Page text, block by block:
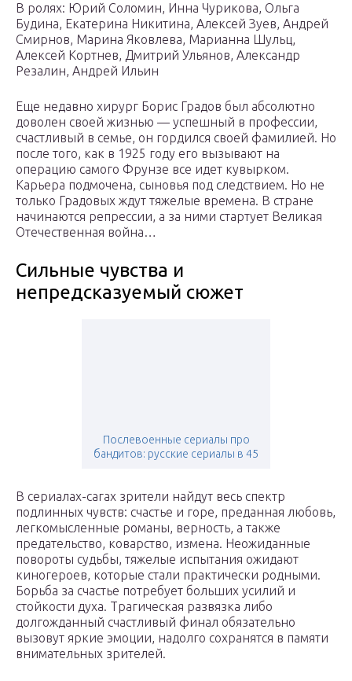
В ролях: Юрий Соломин, Инна Чурикова, Ольга
Будина, Екатерина Никитина, Алексей Зуев, Андрей
Смирнов, Марина Яковлева, Марианна Шульц,
Алексей Кортнев, Дмитрий Ульянов, Александр
Резалин, Андрей Ильин
Еще недавно хирург Борис Градов был абсолютно
доволен своей жизнью — успешный в профессии,
счастливый в семье, он гордился своей фамилией. Но
после того, как в 1925 году его вызывают на
операцию самого Фрунзе все идет кувырком.
Карьера подмочена, сыновья под следствием. Но не
только Градовых ждут тяжелые времена. В стране
начинаются репрессии, а за ними стартует Великая
Отечественная война…
Сильные чувства и
непредсказуемый сюжет
Послевоенные сериалы про
бандитов: русские сериалы в 45
В сериалах-сагах зрители найдут весь спектр
подлинных чувств: счастье и горе, преданная любовь,
легкомысленные романы, верность, а также
предательство, коварство, измена. Неожиданные
повороты судьбы, тяжелые испытания ожидают
киногероев, которые стали практически родными.
Борьба за счастье потребует больших усилий и
стойкости духа. Трагическая развязка либо
долгожданный счастливый финал обязательно
вызовут яркие эмоции, надолго сохранятся в памяти
внимательных зрителей.